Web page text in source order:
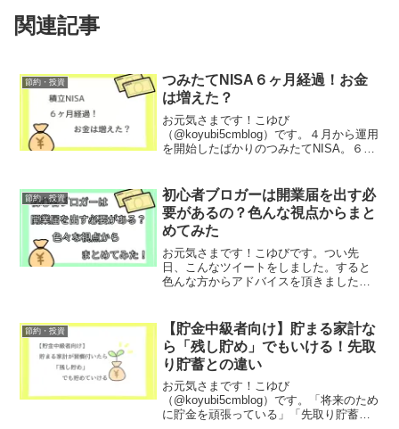
関連記事
節約・投資
つみたてNISA６ヶ月経過！お金
は増えた？
お元気さまです！こゆび
（@koyubi5cmblog）です。４月から運用
を開始したばかりのつみたてNISA。６ヶ
資は初心者です！リベ大で勉強中ですつ
みたてNISAとはつみ...
節約・投資
初心者ブロガーは開業届を出す必
要があるの？色んな視点からまと
めてみた
お元気さまです！こゆびです。つい先
日、こんなツイートをしました。すると
色んな方からアドバイスを頂きました！
心者ブロガーのみなさん気になってる事
では…？せっかくアドバイス...
節約・投資
【貯金中級者向け】貯まる家計な
ら「残し貯め」でもいける！先取
り貯蓄との違い
お元気さまです！こゆび
（@koyubi5cmblog）です。「将来のため
に貯金を頑張っている」「先取り貯蓄で